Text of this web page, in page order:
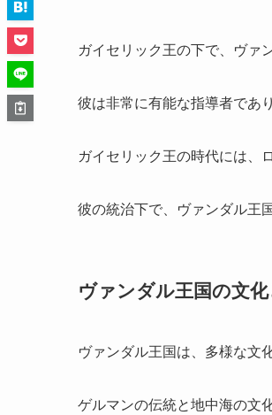
ガイセリック王の下で、ヴァ
彼は非常に有能な指導者であ
ガイセリック王の時代には、
彼の統治下で、ヴァンダル王
ヴァンダル王国の文
ヴァンダル王国は、多様な文
ゲルマンの伝統と地中海の文